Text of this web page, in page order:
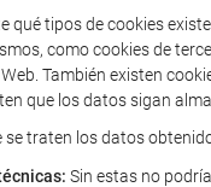
qué tipos de cookies
como cookies de
También existen
que los datos sigan
traten los datos
Sin estas no